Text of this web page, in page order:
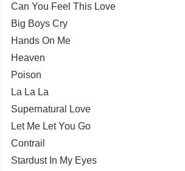
Can You Feel This Love
Big Boys Cry
Hands On Me
Heaven
Poison
La La La
Supernatural Love
Let Me Let You Go
Contrail
Stardust In My Eyes